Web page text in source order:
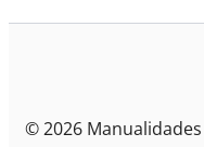
© 2026